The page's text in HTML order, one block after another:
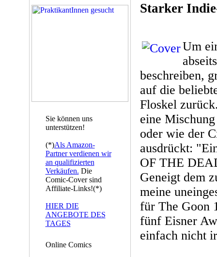
Sie können uns
unterstützen!
(*)Als Amazon-
Partner verdienen wir
an qualifizierten
Verkäufen. Die
Comic-Cover sind
Affiliate-Links!(*)
HIER DIE
ANGEBOTE DES
TAGES
Online Comics
Starker
Um
beschreiben,
auf die
Floskel
eine
oder wie der
ausdrückt:
OF THE
Geneigt dem
meine
für The Goon
fünf Eisner
einfach nicht